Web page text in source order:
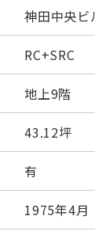
神田中央ビ
RC+SRC
地上9階
43.12坪
有
1975年4月